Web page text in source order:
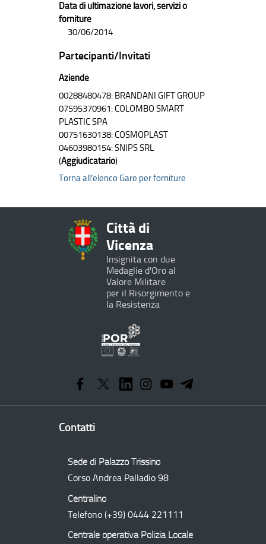
Data di ultimazione lavori, servizi o
forniture
30/06/2014
Partecipanti/Invitati
Aziende
00288480478: BRANDANI GIFT GROUP
07595370961: COLOMBO SMART
PLASTIC SPA
00751630138: COSMOPLAST
04603980154: SNIPS SRL
(Aggiudicatario)
Torna all’elenco Gare per forniture
Città di
Vicenza
Insignita con due
Medaglie d'Oro al
Valore Militare
per il Risorgimento e
la Resistenza
Operativo
Regionale
Contatti
Sede di Palazzo Trissino
Corso Andrea Palladio 98
Centralino
Telefono (+39) 0444 221111
Centrale operativa Polizia Locale